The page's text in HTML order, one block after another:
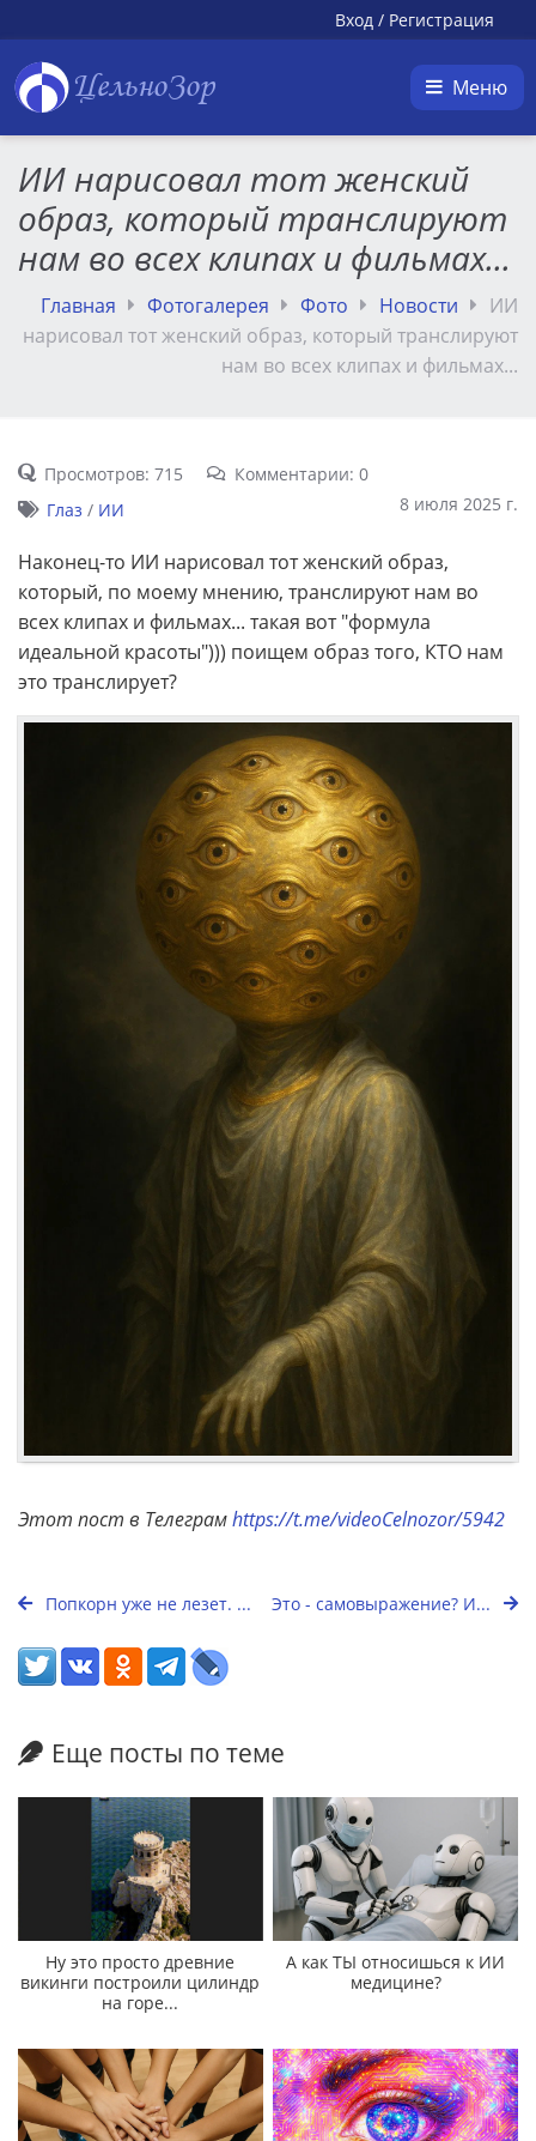
Вход / Регистрация
ЦельноЗор Меню
ИИ нарисовал тот женский
образ, который транслируют
нам во всех клипах и фильмах...
Главная Фотогалерея Фото Новости
ИИ
нарисовал тот женский образ, который транслируют
нам во всех клипах и фильмах...
Просмотров: 715
Комментарии: 0
8 июля 2025 г.
Глаз / ИИ
Наконец-то ИИ нарисовал тот женский образ,
который, по моему мнению, транслируют нам во
всех клипах и фильмах... такая вот "формула
идеальной красоты"))) поищем образ того, КТО нам
это транслирует?
Этот пост в Телеграмhttps://t.me/videoCelnozor/5942
Попкорн уже не лезет. ... Это - самовыражение? И...
Еще посты по теме
Ну это просто древние
викинги построили цилиндр
на горе...
А как ТЫ относишься к ИИ
медицине?